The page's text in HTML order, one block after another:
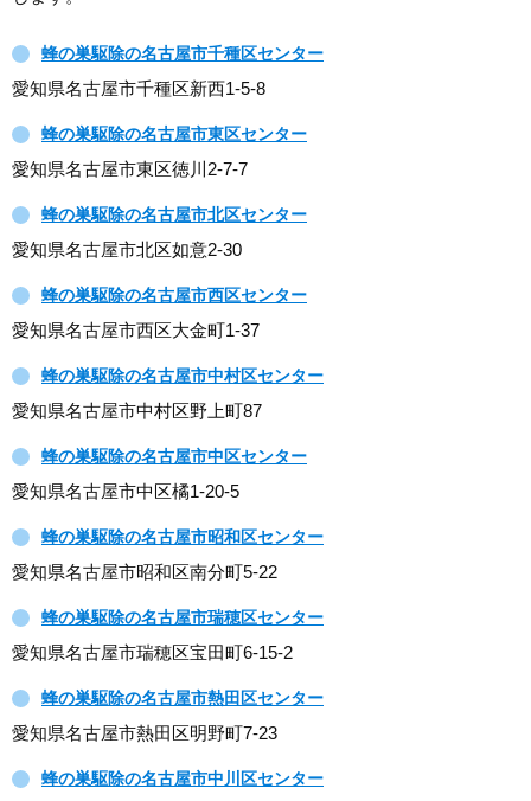
蜂の巣駆除の名古屋市千種区センター
愛知県名古屋市千種区新西1-5-8
蜂の巣駆除の名古屋市東区センター
愛知県名古屋市東区徳川2-7-7
蜂の巣駆除の名古屋市北区センター
愛知県名古屋市北区如意2-30
蜂の巣駆除の名古屋市西区センター
愛知県名古屋市西区大金町1-37
蜂の巣駆除の名古屋市中村区センター
愛知県名古屋市中村区野上町87
蜂の巣駆除の名古屋市中区センター
愛知県名古屋市中区橘1-20-5
蜂の巣駆除の名古屋市昭和区センター
愛知県名古屋市昭和区南分町5-22
蜂の巣駆除の名古屋市瑞穂区センター
愛知県名古屋市瑞穂区宝田町6-15-2
蜂の巣駆除の名古屋市熱田区センター
愛知県名古屋市熱田区明野町7-23
蜂の巣駆除の名古屋市中川区センター